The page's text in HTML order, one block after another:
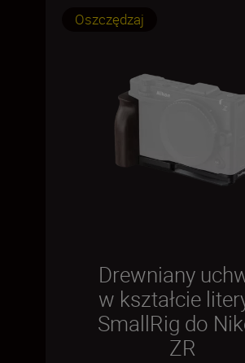
Oszczędzaj
Drewniany
w kształcie
SmallRig do
ZR